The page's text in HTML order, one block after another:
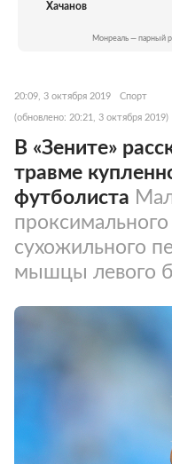
Хачанов
Монреаль — парный
20:09, 3 октября 2019 Спорт
(обновлено: 20:21, 3 октября 2019)
В «Зените»
травме
футболиста
сухожильного
мышцы левого